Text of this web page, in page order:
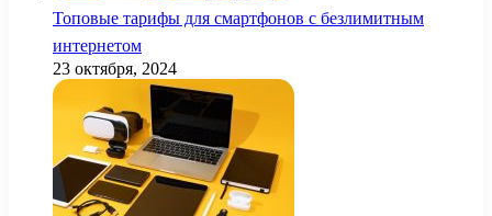
Топовые тарифы для смартфонов с безлимитным
интернетом
23 октября, 2024